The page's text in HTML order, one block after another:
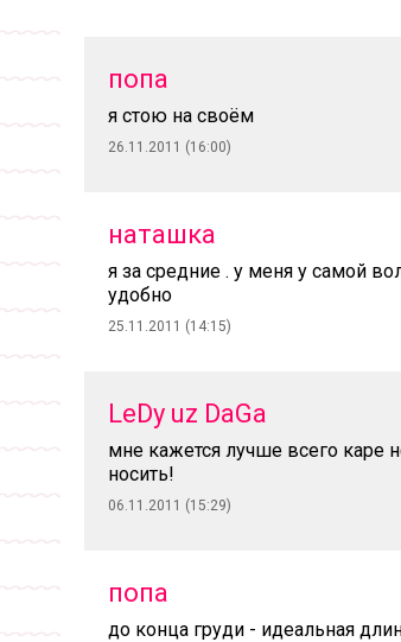
попа
я стою на своём
26.11.2011 (16:00)
наташка
я за средние . у меня у самой
удобно
25.11.2011 (14:15)
LeDy uz DaGa
мне кажется лучше всего каре
носить!
06.11.2011 (15:29)
попа
до конца груди - идеальная